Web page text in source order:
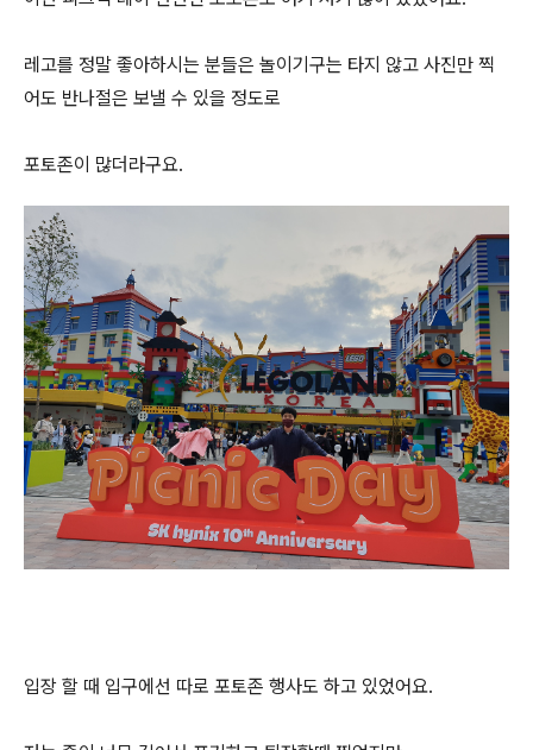
레고를 정말 좋아하시는 분들은 놀이기구는 타지 않고 사진만 찍
어도 반나절은 보낼 수 있을 정도로
포토존이 많더라구요.
입장 할 때 입구에선 따로 포토존 행사도 하고 있었어요.